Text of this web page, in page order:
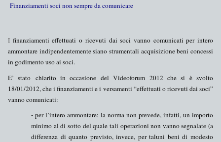
Finanziamenti soci non sempre da comunicare
I finanziamenti effettuati o ricevuti dai soci vanno comunicati perintero
ammontare indipendentementesianostrumentali acquisizione beni concessi
in godimento uso ai soci.
E’ stato chiarito in occasione del Videoforum 2012 che si è svolto
18/01/2012, che ifinanziamentie i versamenti “effettuati o ricevuti dai soci”
vanno comunicati:
- per l’intero ammontare: la norma non prevede, infatti, un importo
minimo al di sotto del quale tali operazioni non vanno segnalate (a
differenza di quanto previsto, invece, per taluni beni di modesto